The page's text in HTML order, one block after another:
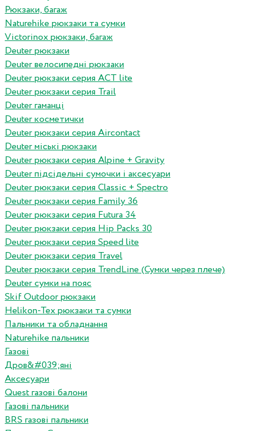
Рюкзаки, багаж
Naturehike рюкзаки та сумки
Victorinox рюкзаки, багаж
Deuter рюкзаки
Deuter велосипедні рюкзаки
Deuter рюкзаки серия ACT lite
Deuter рюкзаки серия Trail
Deuter гаманці
Deuter косметички
Deuter рюкзаки серия Aircontact
Deuter міські рюкзаки
Deuter рюкзаки серия Alpine + Gravity
Deuter підсідельні сумочки і аксесуари
Deuter рюкзаки серия Classic + Spectro
Deuter рюкзаки серия Family 36
Deuter рюкзаки серия Futura 34
Deuter рюкзаки серия Hip Packs 30
Deuter рюкзаки серия Speed lite
Deuter рюкзаки серия Travel
Deuter рюкзаки серия TrendLine (Сумки через плече)
Deuter сумки на пояс
Skif Outdoor рюкзаки
Helikon-Tex рюкзаки та сумки
Пальники та обладнання
Naturehike пальники
Газові
Дров&#039;яні
Аксесуари
Quest газові балони
Газові пальники
BRS газові пальники